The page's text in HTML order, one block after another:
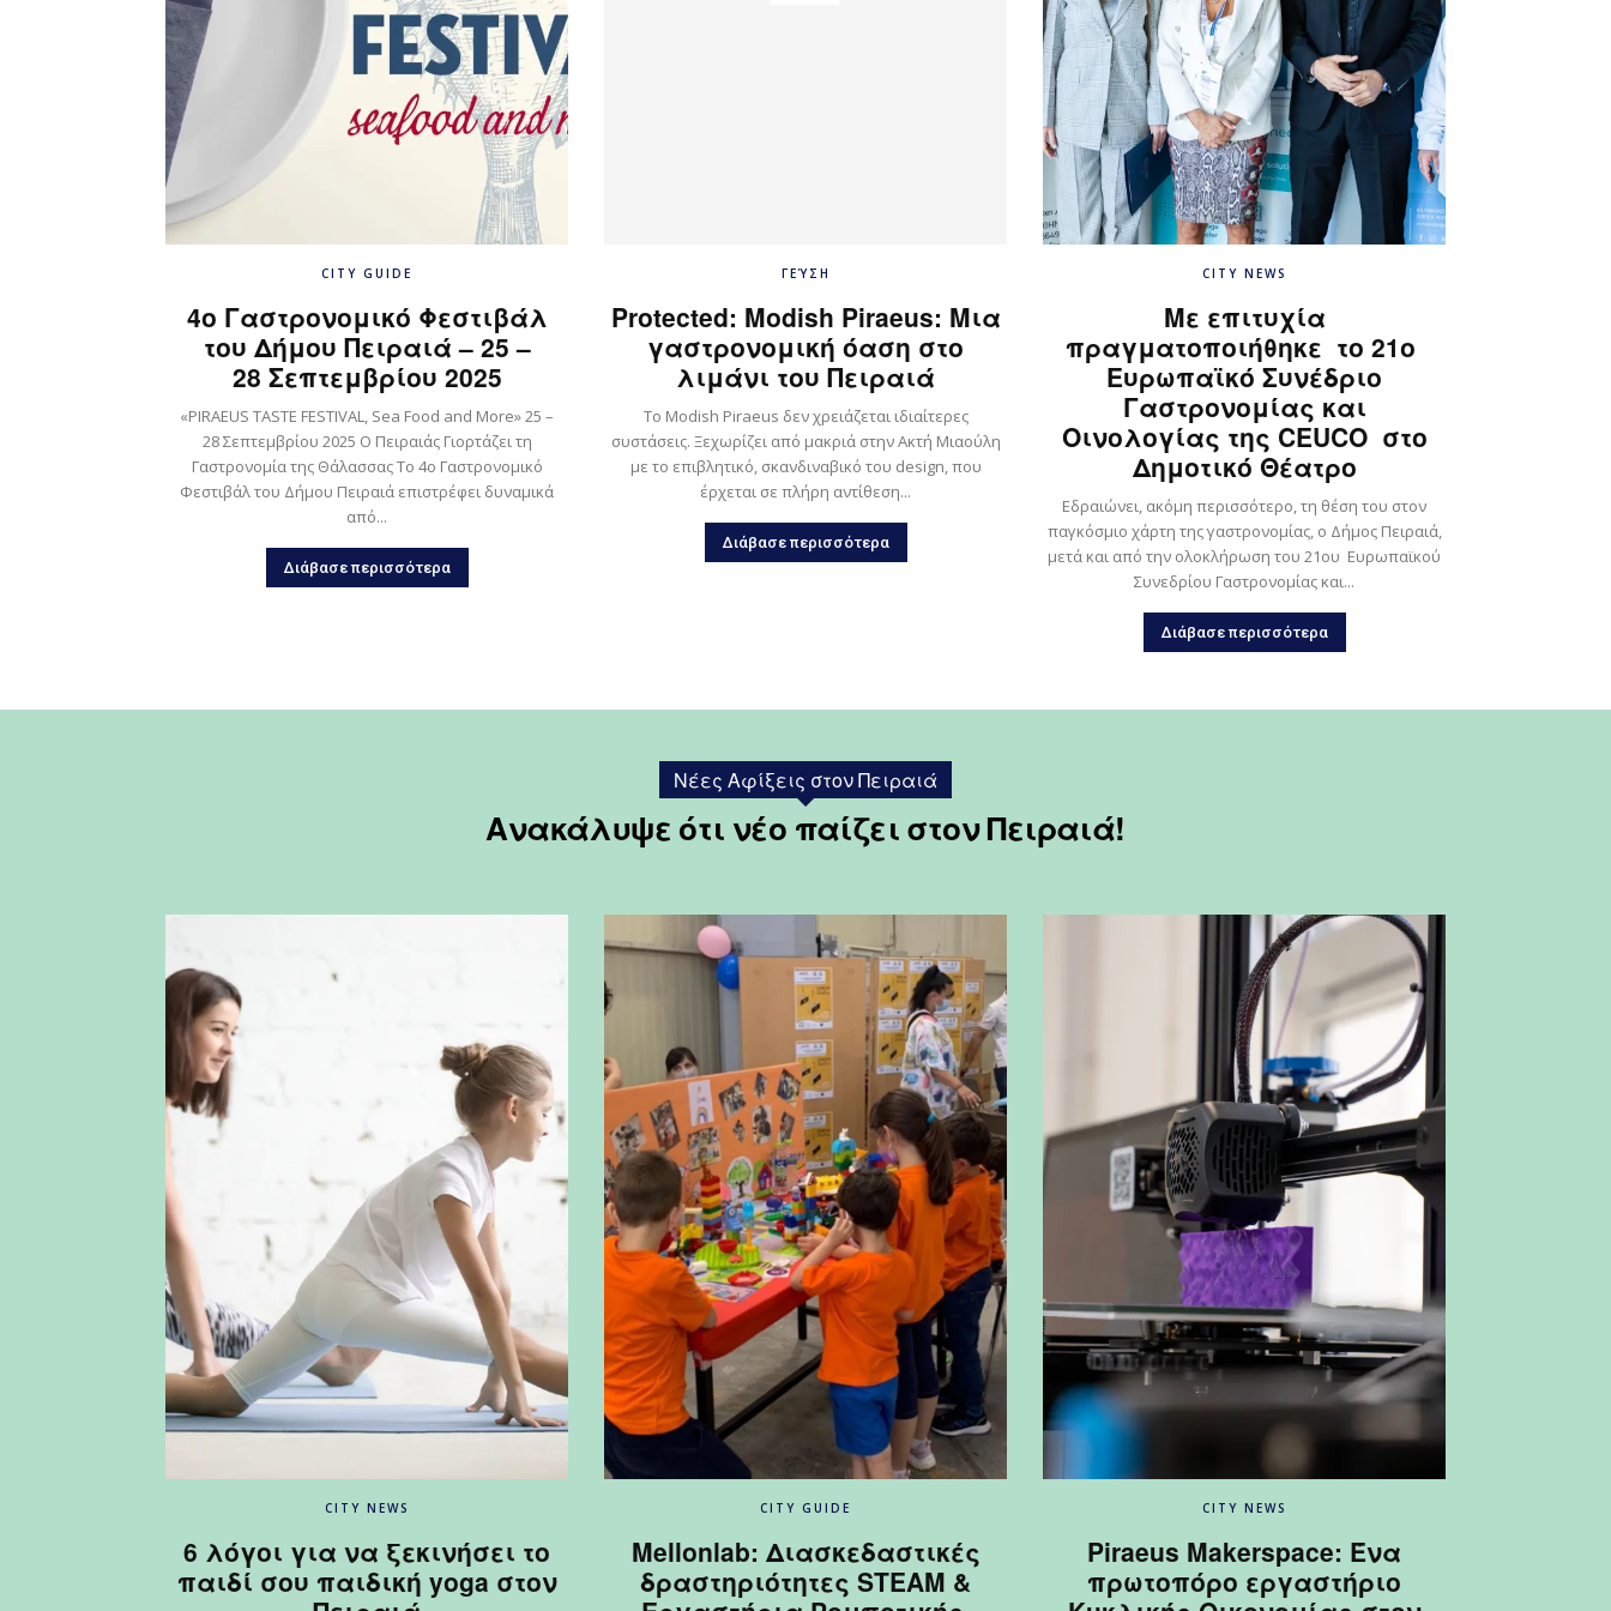
CITY GUIDE
4ο Γαστρονομικό Φεστιβάλ
του Δήμου Πειραιά – 25 –
28 Σεπτεμβρίου 2025
«PIRAEUS TASTE FESTIVAL, Sea Food and More» 25 –
28 Σεπτεμβρίου 2025 Ο Πειραιάς Γιορτάζει τη
Γαστρονομία της Θάλασσας Το 4ο Γαστρονομικό
Φεστιβάλ του Δήμου Πειραιά επιστρέφει δυναμικά
από...
Διάβασε περισσότερα
ΓΕΎΣΗ
Protected: Modish Piraeus: Μια
γαστρονομική όαση στο
λιμάνι του Πειραιά
Το Modish Piraeus δεν χρειάζεται ιδιαίτερες
συστάσεις. Ξεχωρίζει από μακριά στην Ακτή Μιαούλη
με το επιβλητικό, σκανδιναβικό του design, που
έρχεται σε πλήρη αντίθεση...
Διάβασε περισσότερα
CITY NEWS
Με επιτυχία
πραγματοποιήθηκε το 21ο
Ευρωπαϊκό Συνέδριο
Γαστρονομίας και
Οινολογίας της CEUCO στο
Δημοτικό Θέατρο
Εδραιώνει, ακόμη περισσότερο, τη θέση του στον
παγκόσμιο χάρτη της γαστρονομίας, ο Δήμος Πειραιά,
μετά και από την ολοκλήρωση του 21ου Ευρωπαϊκού
Συνεδρίου Γαστρονομίας και...
Διάβασε περισσότερα
Νέες Αφίξεις στον Πειραιά
Ανακάλυψε ότι νέο παίζει στον Πειραιά!
CITY NEWS
6 λόγοι για να ξεκινήσει το
παιδί σου παιδική yoga στον
CITY GUIDE
Mellonlab: Διασκεδαστικές
δραστηριότητες STEAM &
CITY NEWS
Piraeus Makerspace: Ένα
πρωτοπόρο εργαστήριο